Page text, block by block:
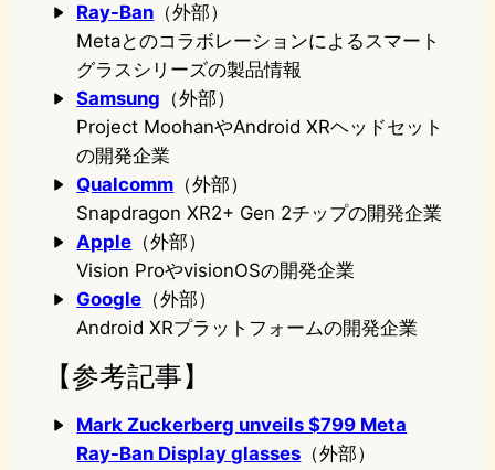
Ray-Ban （外部）
Metaとのコラボレーションによるスマート
グラスシリーズの製品情報
Samsung （外部）
Project MoohanやAndroid XRヘッドセット
の開発企業
Qualcomm （外部）
Snapdragon XR2+ Gen 2チップの開発企業
Apple （外部）
Vision ProやvisionOSの開発企業
Google （外部）
Android XRプラットフォームの開発企業
【参考記事】
Mark Zuckerberg unveils $799 Meta
Ray-Ban Display glasses （外部）